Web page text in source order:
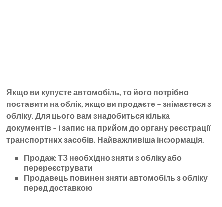
Якщо ви купуєте автомобіль, то його потрібно
поставити на облік, якщо ви продаєте – знімаєтеся з
обліку. Для цього вам знадобиться кілька
документів – і запис на прийом до органу реєстрації
транспортних засобів. Найважливіша інформація.
Продаж: ТЗ необхідно зняти з обліку або
перереєструвати
Продавець повинен зняти автомобіль з обліку
перед доставкою